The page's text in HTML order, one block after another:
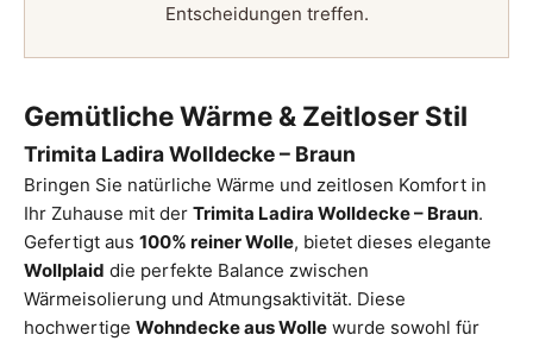
Entscheidungen treffen.
Gemütliche Wärme & Zeitloser Stil
Trimita Ladira Wolldecke – Braun
Bringen Sie natürliche Wärme und zeitlosen Komfort in
Ihr Zuhause mit der Trimita Ladira Wolldecke – Braun.
Gefertigt aus 100% reiner Wolle, bietet dieses elegante
Wollplaid die perfekte Balance zwischen
Wärmeisolierung und Atmungsaktivität. Diese
hochwertige Wohndecke aus Wolle wurde sowohl für